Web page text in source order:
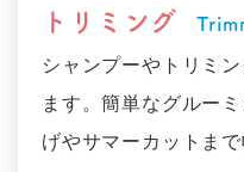
トリミング
シャンプーやトリミ
ます。簡単なグルー
げやサマーカットまで